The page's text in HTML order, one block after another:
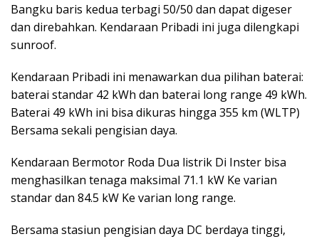
Bangku baris kedua terbagi 50/50 dan dapat digeser
dan direbahkan. Kendaraan Pribadi ini juga dilengkapi
sunroof.
Kendaraan Pribadi ini menawarkan dua pilihan baterai:
baterai standar 42 kWh dan baterai long range 49 kWh.
Baterai 49 kWh ini bisa dikuras hingga 355 km (WLTP)
Bersama sekali pengisian daya.
Kendaraan Bermotor Roda Dua listrik Di Inster bisa
menghasilkan tenaga maksimal 71.1 kW Ke varian
standar dan 84.5 kW Ke varian long range.
Bersama stasiun pengisian daya DC berdaya tinggi,